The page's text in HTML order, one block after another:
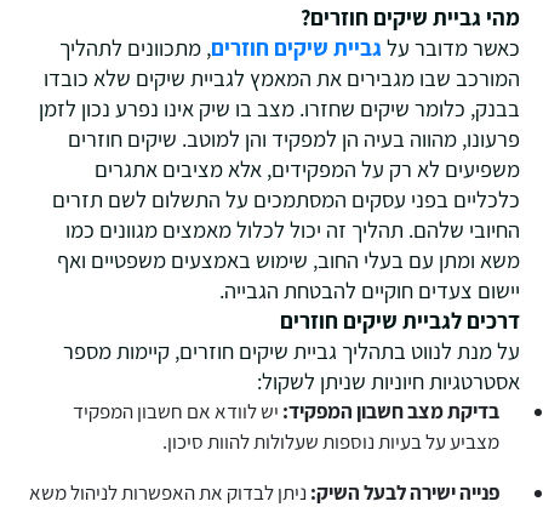
מהי גביית שיקים חוזרים?
כאשר מדובר על גביית שיקים חוזרים, מתכוונים לתהליך
המורכב שבו מגבירים את המאמץ לגביית שיקים שלא כובדו
בבנק, כלומר שיקים שחזרו. מצב בו שיק אינו נפרע נכון לזמן
פרעונו, מהווה בעיה הן למפקיד והן למוטב. שיקים חוזרים
משפיעים לא רק על המפקידים, אלא מציבים אתגרים
כלכליים בפני עסקים המסתמכים על התשלום לשם תזרים
החיובי שלהם. תהליך זה יכול לכלול מאמצים מגוונים כמו
משא ומתן עם בעלי החוב, שימוש באמצעים משפטיים ואף
יישום צעדים חוקיים להבטחת הגבייה.
דרכים לגביית שיקים חוזרים
על מנת לנווט בתהליך גביית שיקים חוזרים, קיימות מספר
אסטרטגיות חיוניות שניתן לשקול:
בדיקת מצב חשבון המפקיד: יש לוודא אם חשבון המפקיד
מצביע על בעיות נוספות שעלולות להוות סיכון.
פנייה ישירה לבעל השיק: ניתן לבדוק את האפשרות לניהול משא